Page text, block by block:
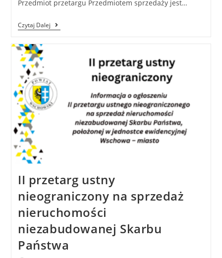
Przedmiot przetargu Przedmiotem sprzedaży jest…
Czytaj Dalej
II przetarg ustny
nieograniczony na sprzedaż
nieruchomości
niezabudowanej Skarbu
Państwa